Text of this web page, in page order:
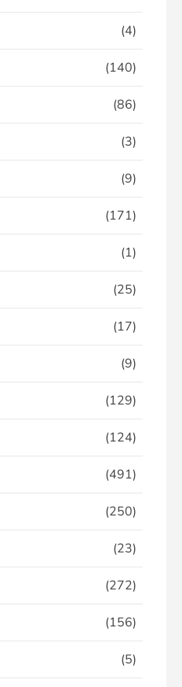
(4)
(140)
(86)
(3)
(9)
(171)
(1)
(25)
(17)
(9)
(129)
(124)
(491)
(250)
(23)
(272)
(156)
(5)